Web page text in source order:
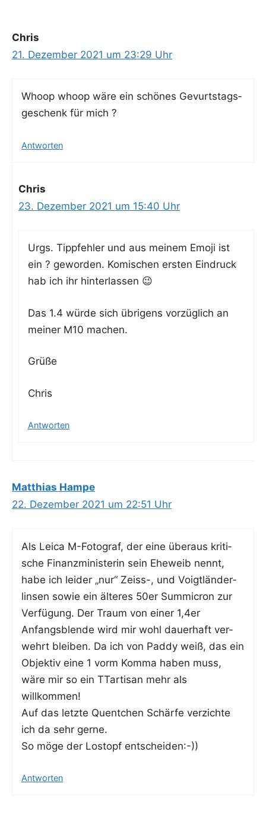
Chris
21. Dezember 2021 um 23:29 Uhr
Whoop whoop wäre ein schö­nes Gevurts­tags­
ge­schenk für mich ?
Antworten
Chris
23. Dezember 2021 um 15:40 Uhr
Urgs. Tipp­feh­ler und aus mei­nem Emo­ji ist
ein ? gewor­den. Komi­schen ers­ten Ein­druck
hab ich ihr hinterlassen 😉
Das 1.4 wür­de sich übri­gens vor­züg­lich an
mei­ner M10 machen.
Grü­ße
Chris
Antworten
Matthias Hampe
22. Dezember 2021 um 22:51 Uhr
Als Lei­ca M-Foto­graf, der eine über­aus kri­ti­
sche Finanz­mi­nis­te­rin sein Ehe­weib nennt,
habe ich lei­der „nur“ Zeiss-, und Voigt­län­der­
lin­sen sowie ein älte­res 50er Sum­mi­cron zur
Ver­fü­gung. Der Traum von einer 1,4er
Anfangs­blen­de wird mir wohl dau­er­haft ver­
wehrt blei­ben. Da ich von Pad­dy weiß, das ein
Objek­tiv eine 1 vorm Kom­ma haben muss,
wäre mir so ein TTar­ti­san mehr als
willkommen!
Auf das letz­te Quent­chen Schär­fe ver­zich­te
ich da sehr gerne.
So möge der Los­topf entscheiden:-))
Antworten